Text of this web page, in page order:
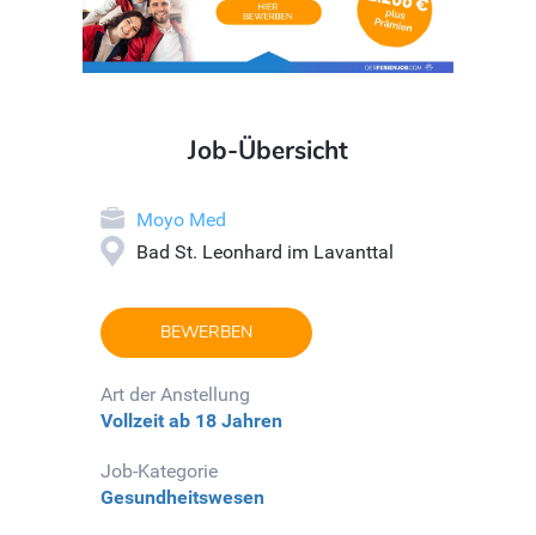
Job-Übersicht
Moyo Med
Bad St. Leonhard im Lavanttal
BEWERBEN
Art der Anstellung
Vollzeit ab 18 Jahren
Job-Kategorie
Gesundheitswesen